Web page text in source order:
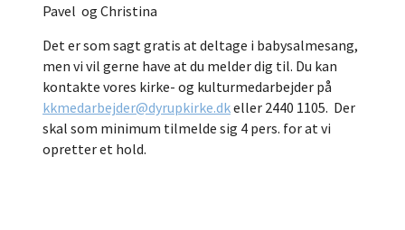
Pavel og Christina
Det er som sagt gratis at deltage i babysalmesang,
men vi vil gerne have at du melder dig til. Du kan
kontakte vores kirke- og kulturmedarbejder på
kkmedarbejder@dyrupkirke.dkeller 2440 1105. Der
skal som minimum tilmelde sig 4 pers. for at vi
opretter et hold.